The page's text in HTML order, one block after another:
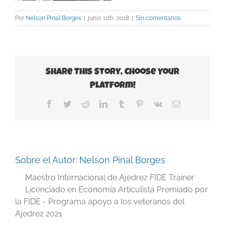
Por Nelson Pinal Borges | junio 11th, 2018 | Sin comentarios
Share This Story, Choose Your
Platform!
Facebook
TwitterRedditLinkedInTumblr Pinterest
Vk
Correo
Sobre el Autor: Nelson Pinal Borges
Maestro Internacional de Ajedrez FIDE Trainer
Licenciado en Economía Articulista Premiado por
la FIDE - Programa apoyo a los veteranos del
Ajedrez 2021